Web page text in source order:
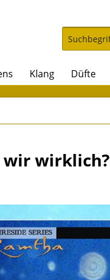
Klang Düfte
wir wirklich?